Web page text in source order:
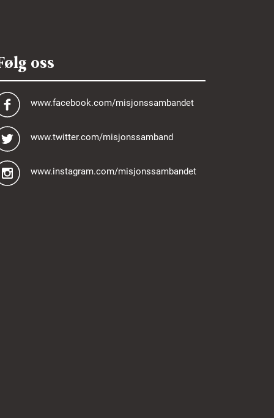
oss
www.facebook.com/misjonssambandet
www.twitter.com/misjonssamband
www.instagram.com/misjonssambandet